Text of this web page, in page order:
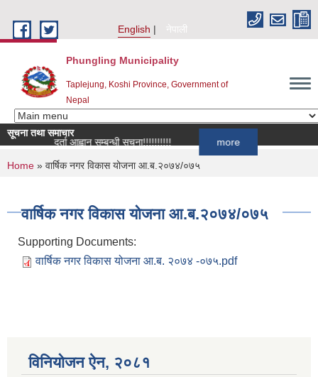
English
नेपाली
Phungling Municipality
Taplejung, Koshi Province, Government of
Nepal
सूचना तथा समाचार
सूची दर्ता आह्वान सम्बन्धी सूचना!!!!!!!!!!
You are here
Home » वार्षिक नगर विकास योजना आ.ब.२०७४/०७५
वार्षिक नगर विकास योजना आ.ब.२०७४/०७५
Supporting Documents:
वार्षिक नगर विकास योजना आ.ब. २०७४ -०७५.pdf
विनियोजन ऐन‚ २०८१